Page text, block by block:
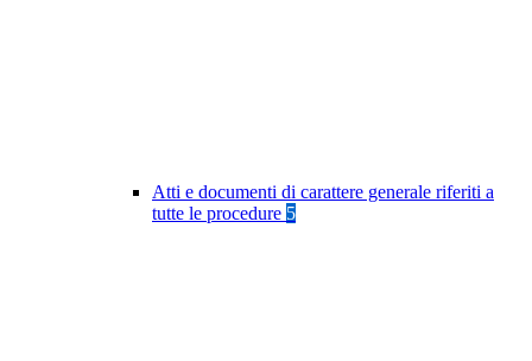
Atti e documenti di carattere generale riferiti a
tutte le procedure 5